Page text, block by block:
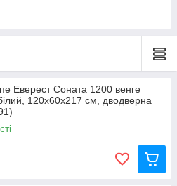
Еверест Соната 1200 венге
120х60х217 см, дводверна